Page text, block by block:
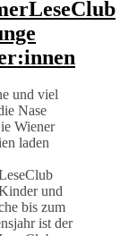
und viel
Nase
Wiener
laden
und
bis zum
ist der